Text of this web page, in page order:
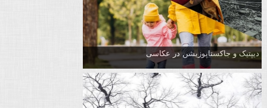
دیپتیک و جاکستا‌پوزیشن در عکاسی